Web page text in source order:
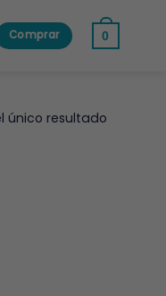
Comprar 0
único resultado